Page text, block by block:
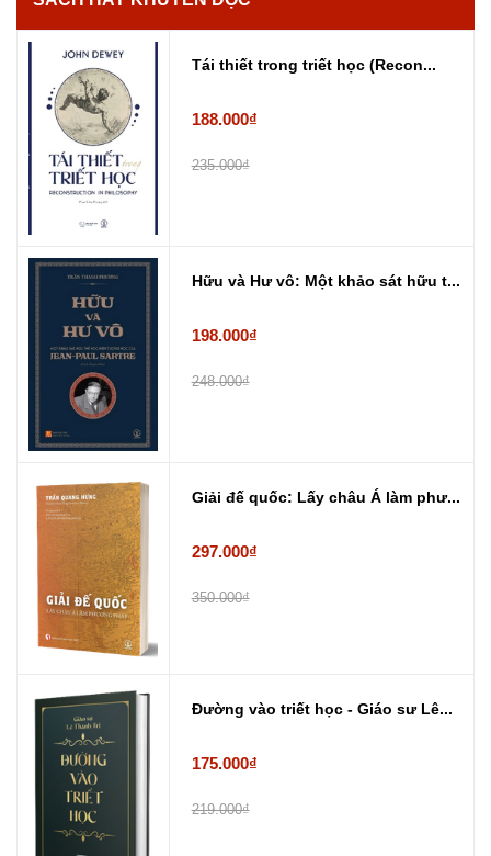
Tái thiết trong triết học (Recon...
188.000₫
235.000₫
Hữu và Hư vô: Một khảo sát hữu t...
198.000₫
248.000₫
Giải đế quốc: Lấy châu Á làm phư...
297.000₫
350.000₫
Đường vào triết học - Giáo sư Lê...
175.000₫
219.000₫